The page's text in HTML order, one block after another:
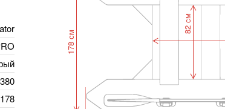
380
178
82 см
178 см